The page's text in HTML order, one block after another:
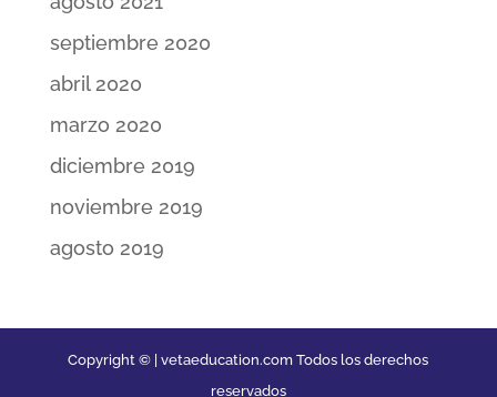
septiembre 2020
abril 2020
marzo 2020
diciembre 2019
noviembre 2019
agosto 2019
Copyright © | vetaeducation.com Todos los derechos
reservados